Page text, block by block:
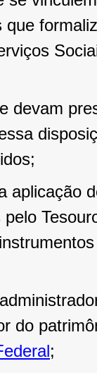
devam
aplicação
do
;